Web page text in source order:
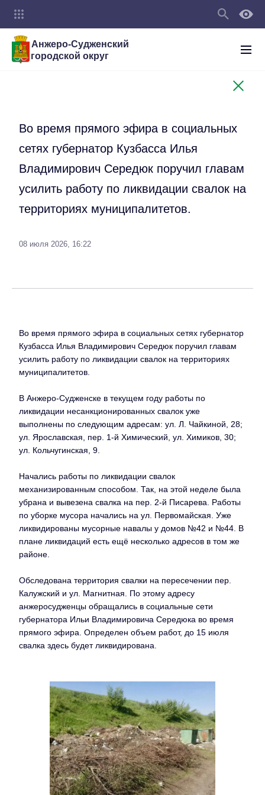
Анжеро-Судженский
городской округ
Во время прямого эфира в социальных
сетях губернатор Кузбасса Илья
Владимирович Середюк поручил главам
усилить работу по ликвидации свалок на
территориях муниципалитетов.
08 июля 2026, 16:22
Во время прямого эфира в социальных сетях губернатор
Кузбасса Илья Владимирович Середюк поручил главам
усилить работу по ликвидации свалок на территориях
муниципалитетов.
В Анжеро-Судженске в текущем году работы по
ликвидации несанкционированных свалок уже
выполнены по следующим адресам: ул. Л. Чайкиной, 28;
ул. Ярославская, пер. 1-й Химический, ул. Химиков, 30;
ул. Кольчугинская, 9.
Начались работы по ликвидации свалок
механизированным способом. Так, на этой неделе была
убрана и вывезена свалка на пер. 2-й Писарева. Работы
по уборке мусора начались на ул. Первомайская. Уже
ликвидированы мусорные навалы у домов №42 и №44. В
плане ликвидаций есть ещё несколько адресов в том же
районе.
Обследована территория свалки на пересечении пер.
Калужский и ул. Магнитная. По этому адресу
анжеросудженцы обращались в социальные сети
губернатора Ильи Владимировича Середюка во время
прямого эфира. Определен объем работ, до 15 июля
свалка здесь будет ликвидирована.